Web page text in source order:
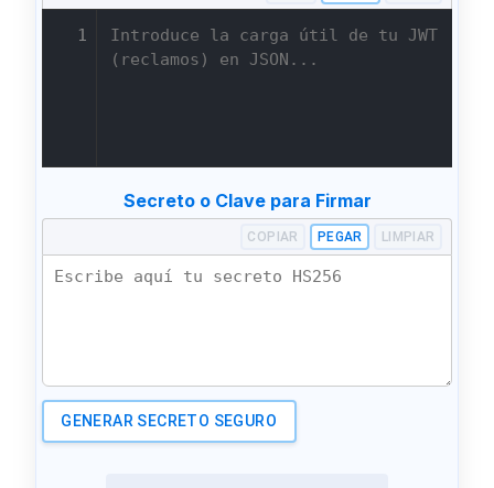
1
Secreto o Clave para Firmar
COPIAR PEGAR LIMPIAR
GENERAR SECRETO SEGURO